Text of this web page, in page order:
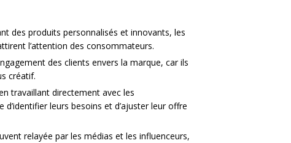
des produits personnalisés et innovants, les
l’attention des consommateurs.
des clients envers la marque, car ils
créatif.
travaillant directement avec les
leurs besoins et d’ajuster leur offre
relayée par les médias et les influenceurs,